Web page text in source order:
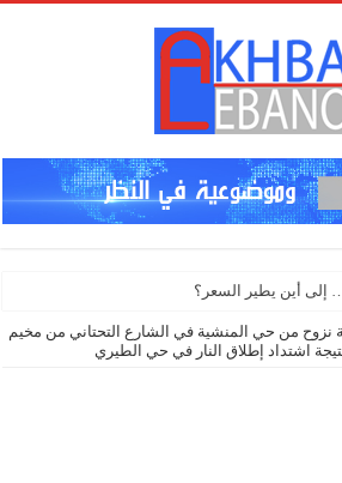
نزوح من حي المنشية في الشارع التحتاني من مخيم
اشتداد إطلاق النار في حي الطيري